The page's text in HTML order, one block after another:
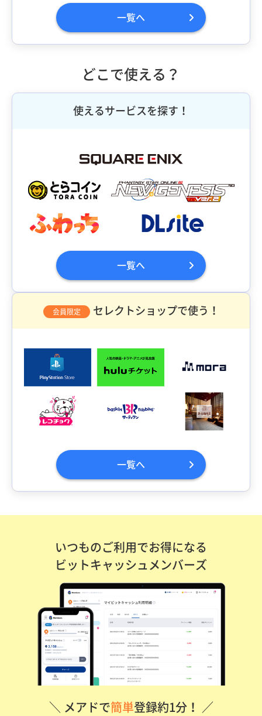
一覧へ
どこで使える？
使えるサービスを探す！
一覧へ
会員限定 セレクトショップで使う！
一覧へ
いつものご利用でお得になる
ビットキャッシュメンバーズ
＼ メアドで簡単登録約1分！ ／